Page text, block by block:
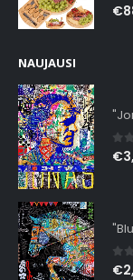
0
€
NAUJAUSI
0
€
0
€